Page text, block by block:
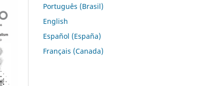
Português (Brasil)
English
Español (España)
Français (Canada)